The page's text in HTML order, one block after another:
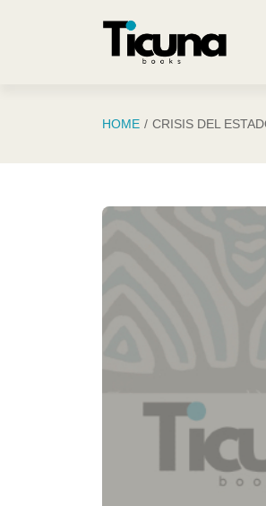
HOME CRISIS DEL